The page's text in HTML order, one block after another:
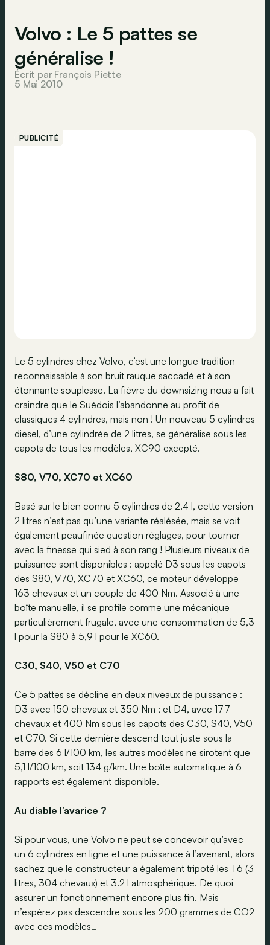
Volvo : Le 5 pattes se
généralise !
Écrit par François Piette
5 Mai 2010
PUBLICITÉ
Le 5 cylindres chez Volvo, c’est une longue tradition
reconnaissable à son bruit rauque saccadé et à son
étonnante souplesse. La fièvre du downsizing nous a fait
craindre que le Suédois l’abandonne au profit de
classiques 4 cylindres, mais non ! Un nouveau 5 cylindres
diesel, d’une cylindrée de 2 litres, se généralise sous les
capots de tous les modèles, XC90 excepté.
S80, V70, XC70 et XC60
Basé sur le bien connu 5 cylindres de 2.4 l, cette version
2 litres n’est pas qu’une variante réalésée, mais se voit
également peaufinée question réglages, pour tourner
avec la finesse qui sied à son rang ! Plusieurs niveaux de
puissance sont disponibles : appelé D3 sous les capots
des S80, V70, XC70 et XC60, ce moteur développe
163 chevaux et un couple de 400 Nm. Associé à une
boîte manuelle, il se profile comme une mécanique
particulièrement frugale, avec une consommation de 5,3
l pour la S80 à 5,9 l pour le XC60.
C30, S40, V50 et C70
Ce 5 pattes se décline en deux niveaux de puissance :
D3 avec 150 chevaux et 350 Nm ; et D4, avec 177
chevaux et 400 Nm sous les capots des C30, S40, V50
et C70. Si cette dernière descend tout juste sous la
barre des 6 l/100 km, les autres modèles ne sirotent que
5,1 l/100 km, soit 134 g/km. Une boîte automatique à 6
rapports est également disponible.
Au diable l’avarice ?
Si pour vous, une Volvo ne peut se concevoir qu’avec
un 6 cylindres en ligne et une puissance à l’avenant, alors
sachez que le constructeur a également tripoté les T6 (3
litres, 304 chevaux) et 3.2 l atmosphérique. De quoi
assurer un fonctionnement encore plus fin. Mais
n’espérez pas descendre sous les 200 grammes de CO2
avec ces modèles…